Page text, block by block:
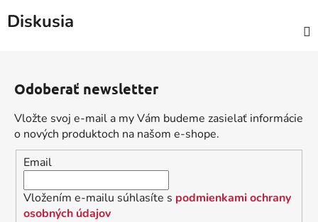
Diskusia
Odoberať newsletter
Vložte svoj e-mail a my Vám budeme zasielať informácie
o nových produktoch na našom e-shope.
Email
Vložením e-mailu súhlasíte s podmienkami ochrany
osobných údajov